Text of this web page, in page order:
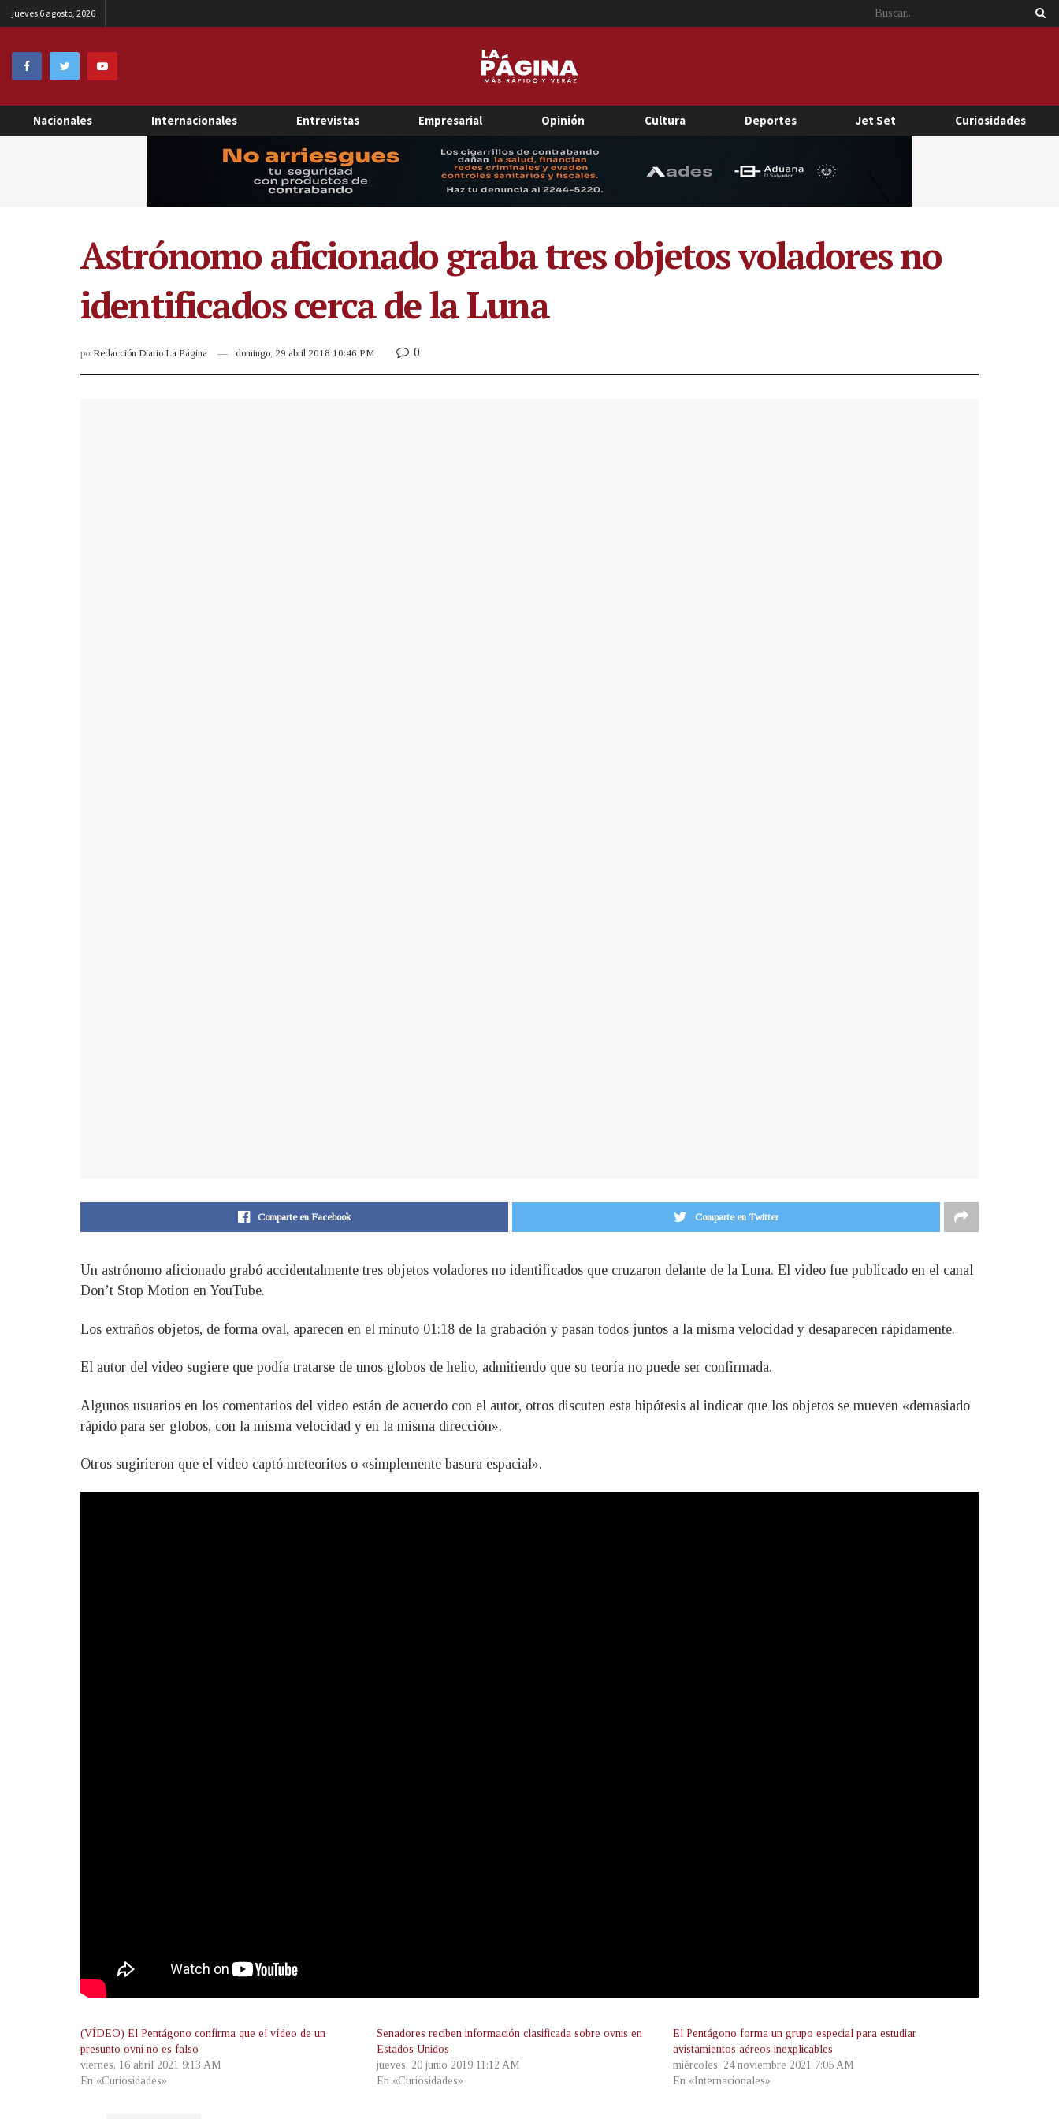
jueves 6 agosto, 2026
Nacionales Internacionales Entrevistas Empresarial Opinión Cultura Deportes Jet Set Curiosidades
Astrónomo aficionado graba tres objetos voladores no
identificados cerca de la Luna
porRedacción Diario La Página domingo, 29 abril 2018 10:46 PM 0
Comparte en Facebook Comparte en Twitter
Un astrónomo aficionado grabó accidentalmente tres objetos voladores no identificados que cruzaron delante de la Luna. El video fue publicado en el canal
Don’t Stop Motion en YouTube.
Los extraños objetos, de forma oval, aparecen en el minuto 01:18 de la grabación y pasan todos juntos a la misma velocidad y desaparecen rápidamente.
El autor del video sugiere que podía tratarse de unos globos de helio, admitiendo que su teoría no puede ser confirmada.
Algunos usuarios en los comentarios del video están de acuerdo con el autor, otros discuten esta hipótesis al indicar que los objetos se mueven «demasiado
rápido para ser globos, con la misma velocidad y en la misma dirección».
Otros sugirieron que el video captó meteoritos o «simplemente basura espacial».
(VÍDEO) El Pentágono confirma que el vídeo de un
presunto ovni no es falso
viernes, 16 abril 2021 9:13 AM
En «Curiosidades»
Senadores reciben información clasificada sobre ovnis en
Estados Unidos
jueves, 20 junio 2019 11:12 AM
En «Curiosidades»
El Pentágono forma un grupo especial para estudiar
avistamientos aéreos inexplicables
miércoles, 24 noviembre 2021 7:05 AM
En «Internacionales»